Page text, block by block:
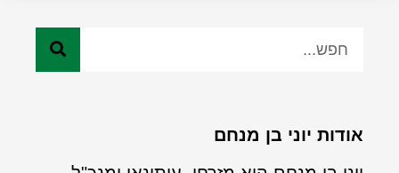
אודות יוני בן מנחם